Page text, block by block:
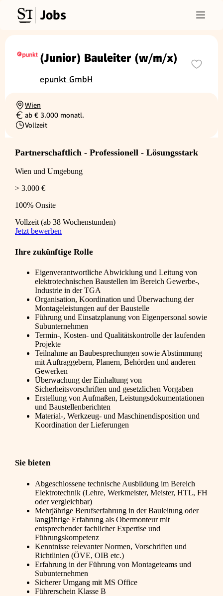
Jobs
(Junior) Bauleiter (w/m/x)
epunkt GmbH
Ortschaft
Wien
Gehalt
ab € 3.000 monatl.
Beschäftigungsart
Vollzeit
Partnerschaftlich - Professionell - Lösungsstark
Wien und Umgebung
> 3.000 €
100% Onsite
Vollzeit (ab 38 Wochenstunden)
Jetzt bewerben
Ihre zukünftige Rolle
Eigenverantwortliche Abwicklung und Leitung von
elektrotechnischen Baustellen im Bereich Gewerbe-,
Industrie in der TGA
Organisation, Koordination und Überwachung der
Montageleistungen auf der Baustelle
Führung und Einsatzplanung von Eigenpersonal sowie
Subunternehmen
Termin-, Kosten- und Qualitätskontrolle der laufenden
Projekte
Teilnahme an Baubesprechungen sowie Abstimmung
mit Auftraggebern, Planern, Behörden und anderen
Gewerken
Überwachung der Einhaltung von
Sicherheitsvorschriften und gesetzlichen Vorgaben
Erstellung von Aufmaßen, Leistungsdokumentationen
und Baustellenberichten
Material-, Werkzeug- und Maschinendisposition und
Koordination der Lieferungen
Sie bieten
Abgeschlossene technische Ausbildung im Bereich
Elektrotechnik (Lehre, Werkmeister, Meister, HTL, FH
oder vergleichbar)
Mehrjährige Berufserfahrung in der Bauleitung oder
langjährige Erfahrung als Obermonteur mit
entsprechender fachlicher Expertise und
Führungskompetenz
Kenntnisse relevanter Normen, Vorschriften und
Richtlinien (ÖVE, OIB etc.)
Erfahrung in der Führung von Montageteams und
Subunternehmen
Sicherer Umgang mit MS Office
Führerschein Klasse B